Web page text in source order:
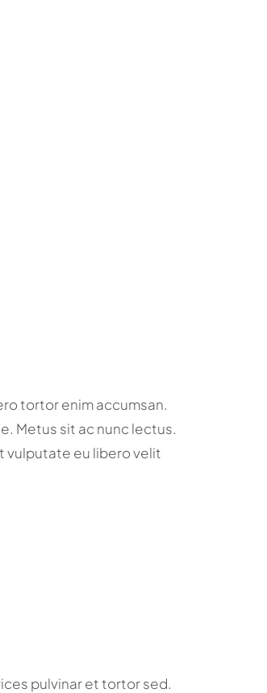
tortor enim accumsan.
Metus sit ac nunc lectus.
vulputate eu libero velit
pulvinar et tortor sed.